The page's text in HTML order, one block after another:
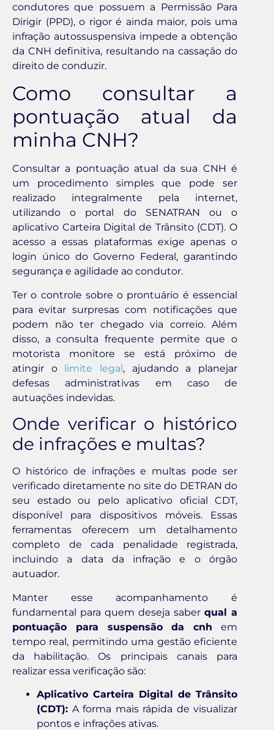
condutores que possuem a Permissão Para
Dirigir (PPD), o rigor é ainda maior, pois uma
infração autossuspensiva impede a obtenção
da CNH definitiva, resultando na cassação do
direito de conduzir.
Como consultar a
pontuação atual da
minha CNH?
Consultar a pontuação atual da sua CNH é
um procedimento simples que pode ser
realizado integralmente pela internet,
utilizando o portal do SENATRAN ou o
aplicativo Carteira Digital de Trânsito (CDT). O
acesso a essas plataformas exige apenas o
login único do Governo Federal, garantindo
segurança e agilidade ao condutor.
Ter o controle sobre o prontuário é essencial
para evitar surpresas com notificações que
podem não ter chegado via correio. Além
disso, a consulta frequente permite que o
motorista monitore se está próximo de
atingir o limite legal, ajudando a planejar
defesas administrativas em caso de
autuações indevidas.
Onde verificar o histórico
de infrações e multas?
O histórico de infrações e multas pode ser
verificado diretamente no site do DETRAN do
seu estado ou pelo aplicativo oficial CDT,
disponível para dispositivos móveis. Essas
ferramentas oferecem um detalhamento
completo de cada penalidade registrada,
incluindo a data da infração e o órgão
autuador.
Manter esse acompanhamento é
fundamental para quem deseja saber qual a
pontuação para suspensão da cnh em
tempo real, permitindo uma gestão eficiente
da habilitação. Os principais canais para
realizar essa verificação são:
Aplicativo Carteira Digital de Trânsito
(CDT): A forma mais rápida de visualizar
pontos e infrações ativas.